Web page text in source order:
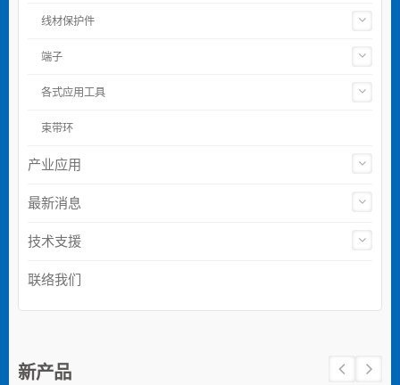
线材保护件
端子
各式应用工具
束带环
产业应用
最新消息
技术支援
联络我们
新产品